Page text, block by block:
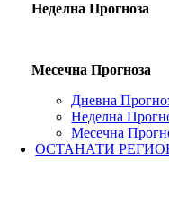
Неделна Прогноза
Месечна Прогноза
Дневна
Неделна
Месечна
ОСТАНАТИ